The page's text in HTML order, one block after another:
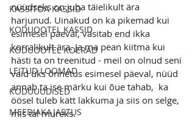
KASSITOA KASSID
KODUOOTEL KASSID
KODUOOTEL KOERAD
LEITUD LOOMAD
KODUUUDISED
MEEDIAKAJASTUS
nüüdseks on juba täielikult ära
harjunud. Uinakud on ka pikemad kui
esimesel päeval, väsitab end ikka
korralikult ära. Ja ma pean kiitma kui
hästi ta on treenitud - meil on olnud seni
vaid üks õnnetus esimesel päeval, nüüd
annab ta ise märku kui õue tahab,  ka
öösel tuleb kätt lakkuma ja siis on selge,
mis tal mureks.